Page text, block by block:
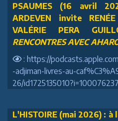
PSAUMES (16 avril
ARDEVEN invite
VALÉRIE PERA
RENCONTRES AVEC
: https://
-adjiman-livres-au-
26/
L'HISTOIRE (mai 2026) :